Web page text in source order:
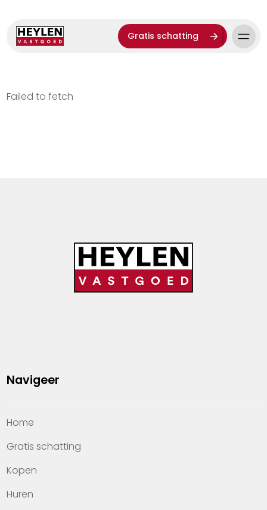
Gratis schatting
Failed to fetch
Navigeer
Home
Gratis schatting
Kopen
Huren